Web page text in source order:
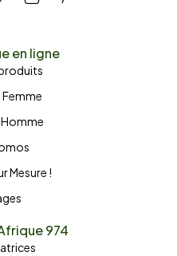
en ligne
Mesure !
974